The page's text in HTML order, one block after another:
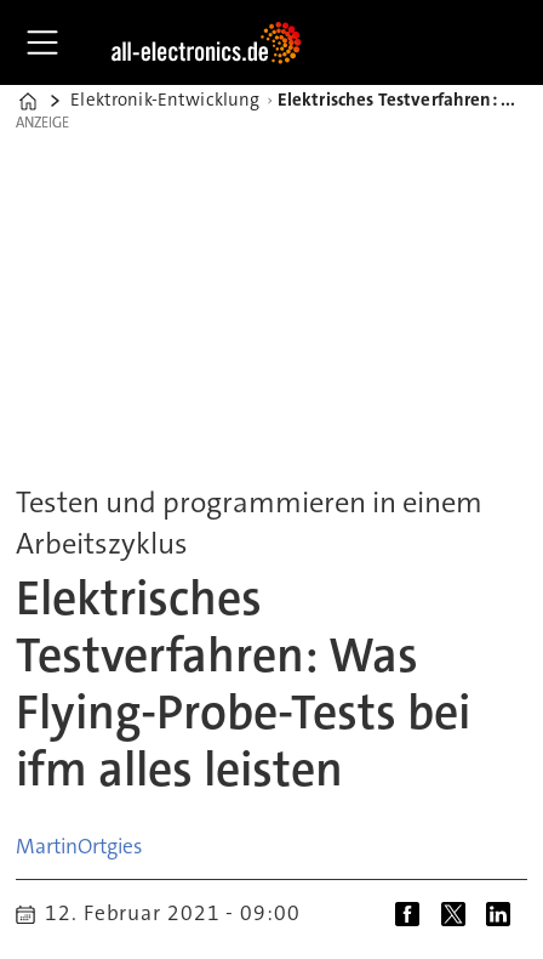
Home
Elektronik-Entwicklung Elektrisches Testverfahren: Was Flying-Probe-Tests bei ifm alles leisten
ANZEIGE
ANZEIGE
Testen und programmieren in einem
Arbeitszyklus
Elektrisches
Testverfahren: Was
Flying-Probe-Tests bei
ifm alles leisten
MartinOrtgies
12. Februar 2021 - 09:00